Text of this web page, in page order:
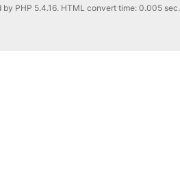
by PHP 5.4.16. HTML convert time: 0.005 sec.